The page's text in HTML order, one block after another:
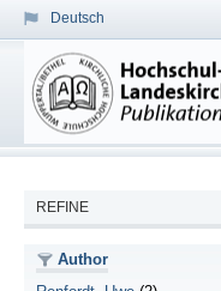
Deutsch
REFINE
Author